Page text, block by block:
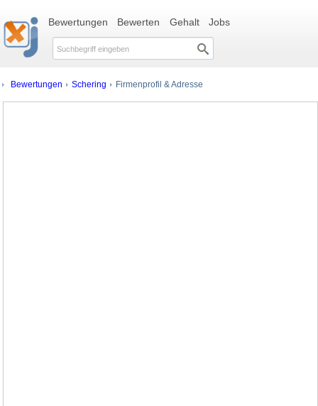
Bewertungen Bewerten Gehalt Jobs
Bewertungen Schering Firmenprofil & Adresse